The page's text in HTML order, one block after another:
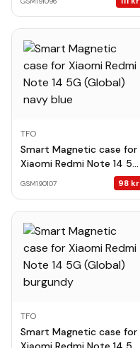
TFO
Smart Magnetic case for
Xiaomi Redmi Note 14 5G
GSM190107 98 kr
TFO
Smart Magnetic case for